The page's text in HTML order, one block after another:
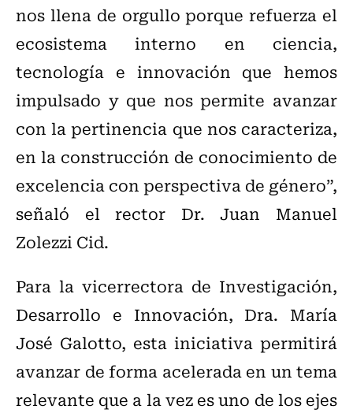
nos llena de orgullo porque refuerza el
ecosistema interno en ciencia,
tecnología e innovación que hemos
impulsado y que nos permite avanzar
con la pertinencia que nos caracteriza,
en la construcción de conocimiento de
excelencia con perspectiva de género”,
señaló el rector Dr. Juan Manuel
Zolezzi Cid.
Para la vicerrectora de Investigación,
Desarrollo e Innovación, Dra. María
José Galotto, esta iniciativa permitirá
avanzar de forma acelerada en un tema
relevante que a la vez es uno de los ejes